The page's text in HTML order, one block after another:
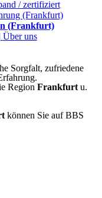
(Frankfurt)
Über uns
Sorgfalt, zufriedene
Region Frankfurtu.
können Sie auf BBS